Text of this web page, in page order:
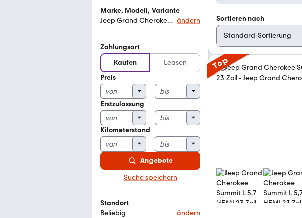
Marke, Modell, Variante
Jeep Grand Cherokee 2.5 ändern
Zahlungsart
Kaufen
Leasen
Preis
Erstzulassung
Kilometerstand
Angebote
Suche speichern
Standort
Beliebig
ändern
Sortieren nach
Top